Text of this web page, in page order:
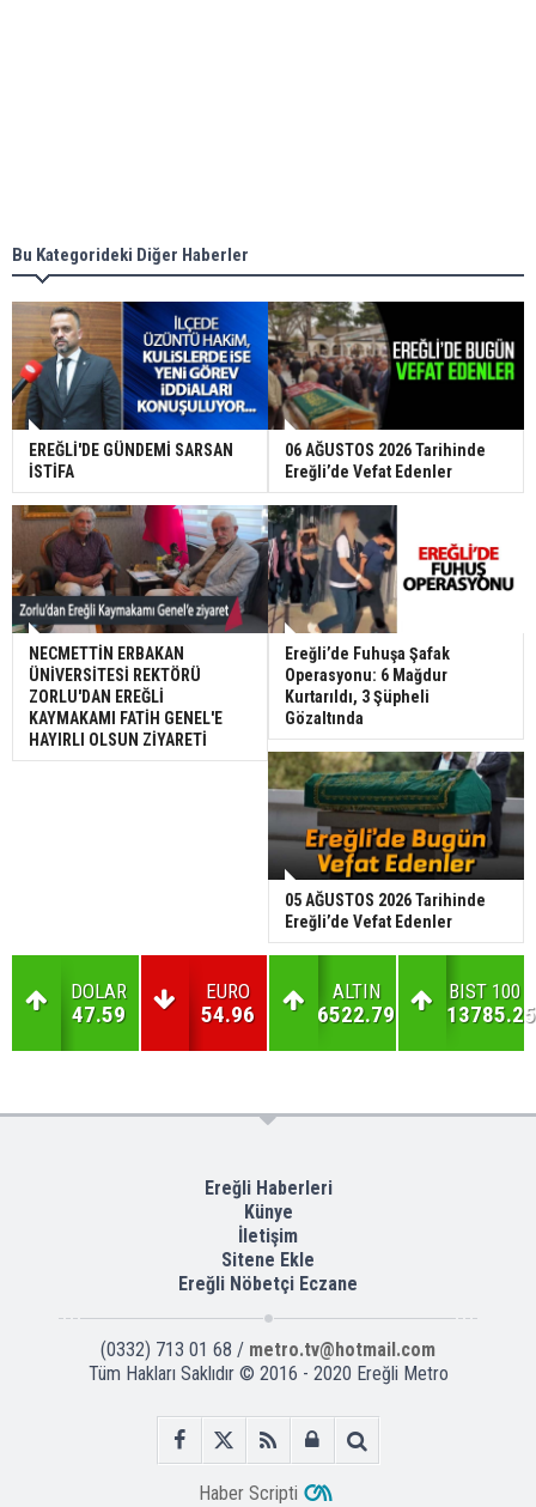
Bu Kategorideki Diğer Haberler
EREĞLİ'DE GÜNDEMİ SARSAN
İSTİFA
06 AĞUSTOS 2026 Tarihinde
Ereğli’de Vefat Edenler
NECMETTİN ERBAKAN
ÜNİVERSİTESİ REKTÖRÜ
ZORLU'DAN EREĞLİ
KAYMAKAMI FATİH GENEL'E
HAYIRLI OLSUN ZİYARETİ
Ereğli’de Fuhuşa Şafak
Operasyonu: 6 Mağdur
Kurtarıldı, 3 Şüpheli
Gözaltında
05 AĞUSTOS 2026 Tarihinde
Ereğli’de Vefat Edenler
DOLAR
47.59
EURO
54.96
ALTIN
6522.79
BIST 100
13785.25
Ereğli Haberleri
Künye
İletişim
Sitene Ekle
Ereğli Nöbetçi Eczane
(0332) 713 01 68 / metro.tv@hotmail.com
Tüm Hakları Saklıdır © 2016 - 2020 Ereğli Metro
Haber Scripti